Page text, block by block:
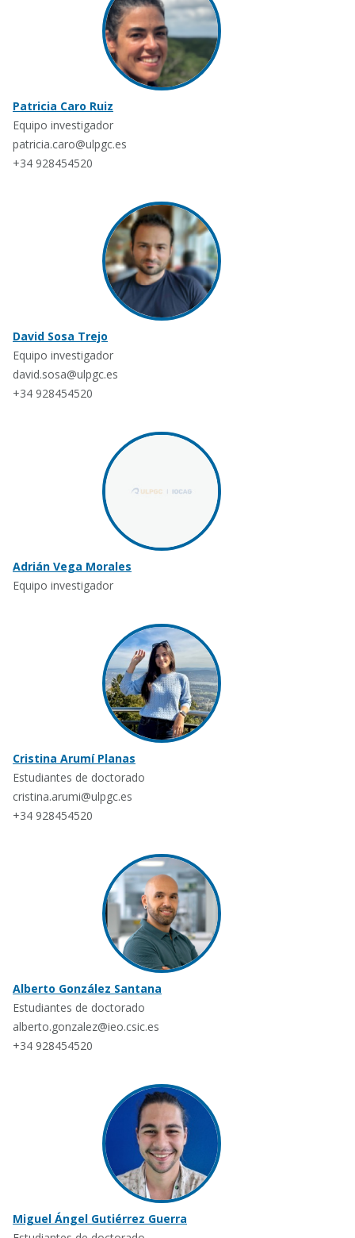
Patricia Caro Ruiz
Equipo investigador
patricia.caro@ulpgc.es
+34 928454520
David Sosa Trejo
Equipo investigador
david.sosa@ulpgc.es
+34 928454520
Adrián Vega Morales
Equipo investigador
Cristina Arumí Planas
Estudiantes de doctorado
cristina.arumi@ulpgc.es
+34 928454520
Alberto González Santana
Estudiantes de doctorado
alberto.gonzalez@ieo.csic.es
+34 928454520
Miguel Ángel Gutiérrez Guerra